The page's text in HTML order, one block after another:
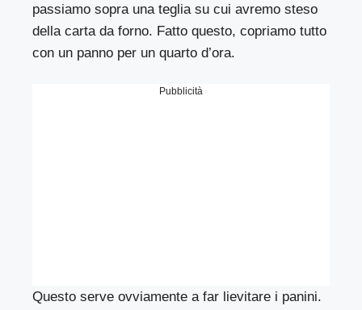
passiamo sopra una teglia su cui avremo steso
della carta da forno. Fatto questo, copriamo tutto
con un panno per un quarto d’ora.
Pubblicità
Questo serve ovviamente a far lievitare i panini.